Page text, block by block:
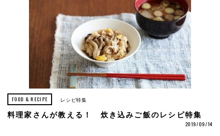
FOOD & RECIPE レシピ特集
料理家さんが教える！ 炊き込みご飯のレシピ特集
2019/09/14